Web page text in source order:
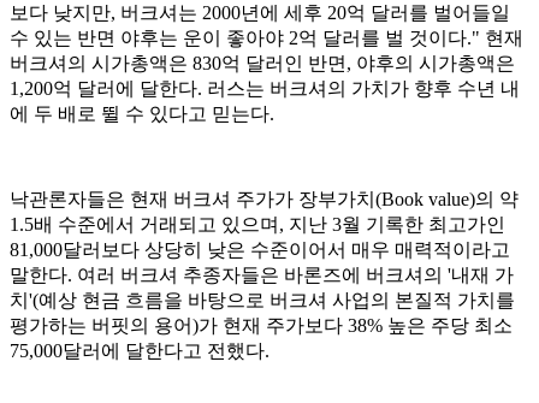
보다 낮지만, 버크셔는 2000년에 세후 20억 달러를 벌어들일
수 있는 반면 야후는 운이 좋아야 2억 달러를 벌 것이다." 현재
버크셔의 시가총액은 830억 달러인 반면, 야후의 시가총액은
1,200억 달러에 달한다. 러스는 버크셔의 가치가 향후 수년 내
에 두 배로 뛸 수 있다고 믿는다.
낙관론자들은 현재 버크셔 주가가 장부가치(Book value)의 약
1.5배 수준에서 거래되고 있으며, 지난 3월 기록한 최고가인
81,000달러보다 상당히 낮은 수준이어서 매우 매력적이라고
말한다. 여러 버크셔 추종자들은 바론즈에 버크셔의 '내재 가
치'(예상 현금 흐름을 바탕으로 버크셔 사업의 본질적 가치를
평가하는 버핏의 용어)가 현재 주가보다 38% 높은 주당 최소
75,000달러에 달한다고 전했다.